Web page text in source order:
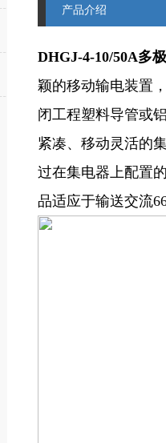
产品介绍
DHGJ-4-10/50A多
颖的移动输电装置
闭工程塑料导管或
紧凑、移动灵活的
过在集电器上配置
品适应于输送交流